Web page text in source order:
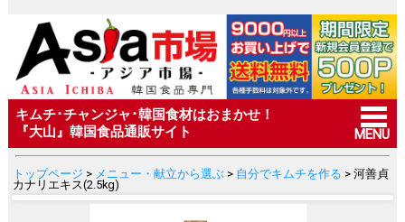
キムチ･チャンジャ･韓国食材はおまかせ！
『大山』韓国食品通販サイト
MENU
トップページ > メニュー・献立から選ぶ> 自分でキムチを作る > 河善貞
カナリエキス(2.5kg)